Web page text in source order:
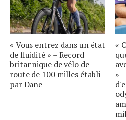
« Vous entrez dans un état
de fluidité » – Record
britannique de vélo de
route de 100 milles établi
par Dane
«
»